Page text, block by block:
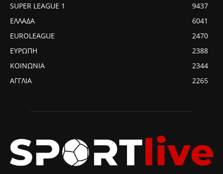
SUPER LEAGUE 1
9437
ΕΛΛΑΔΑ
6041
EUROLEAGUE
2470
ΕΥΡΩΠΗ
2388
ΚΟΙΝΩΝΙΑ
2344
ΑΓΓΛΙΑ
2265